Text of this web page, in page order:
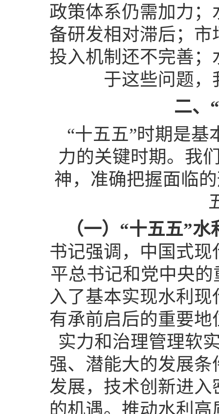
政策体系仍需加力
备研发相对滞后；
投入机制还不完善
于这些问题
二、
“十五五”时期是
力的关键时期。我
神，准确把握面临
（一）“十五五”
书记强调，中国式
平总书记和党中央
入了基本实现水利
有承前启后的重要地
实力和治理管理软
强、潜能大的发展
发展，技术创新进
的机遇。推动水利